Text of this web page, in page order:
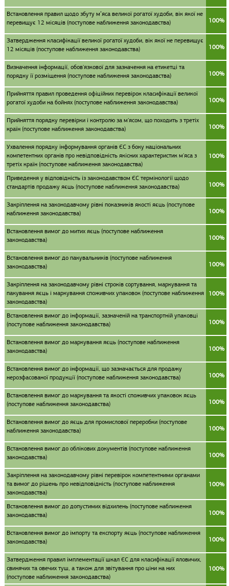
Встановлення правил щодо збуту м’яса великої рогатої худоби, вік якої не
перевищує 12 місяців (поступове наближення законодавства)
100%
Затвердження класифікації великої рогатої худоби, вік якої не перевищує
12 місяців (поступове наближення законодавства)
100%
Визначення інформації, обов'язкової для зазначення на етикетці та
порядку її розміщення (поступове наближення законодавства)
100%
Прийняття правил проведення офіційних перевірок класифікації великої
рогатої худоби на бойнях (поступове наближення законодавства)
100%
Прийняття порядку перевірки і контролю за м'ясом, що походить з третіх
країн (поступове наближення законодавства)
100%
Ухвалення порядку інформування органів ЄС з боку національних
компетентних органів про невідповідність якісних характеристик м'яса з
третіх країн (поступове наближення законодавства)
100%
Приведення у відповідність із законодавством ЄС термінології щодо
стандартів продажу яєць (поступове наближення законодавства)
100%
Закріплення на законодавчому рівні показників якості яєць (поступове
наближення законодавства)
100%
Встановлення вимог до митих яєць (поступове наближення
законодавства)
100%
Встановлення вимог до пакувальників (поступове наближення
законодавства)
100%
Закріплення на законодавчому рівні строків сортування, маркування та
пакування яєць і маркування споживчих упаковок (поступове наближення
законодавства)
100%
Встановлення вимог до інформації, зазначеній на транспортній упаковці
(поступове наближення законодавства)
100%
Встановлення вимог до маркування яєць (поступове наближення
законодавства)
100%
Встановлення вимог до інформації, що зазначається для продажу
нерозфасованої продукції (поступове наближення законодавства)
100%
Встановлення вимог до маркування та якості споживчих упаковок яєць
(поступове наближення законодавства)
100%
Встановлення вимог до яєць для промислової переробки (поступове
наближення законодавства)
100%
Встановлення вимог до облікових документів (поступове наближення
законодавства)
100%
Закріплення на законодавчому рівні перевірок компетентними органами
та вимог до рішень про невідповідність (поступове наближення
законодавства)
100%
Встановлення вимог до допустимих відхилень (поступове наближення
законодавства)
100%
Встановлення вимог до імпорту та експорту яєць (поступове наближення
законодавства)
100%
Затвердження правил імплементації шкал ЄС для класифікації яловичих,
свинячих та овечих туш, а також для звітування про ціни на них
(поступове наближення законодавства)
100%